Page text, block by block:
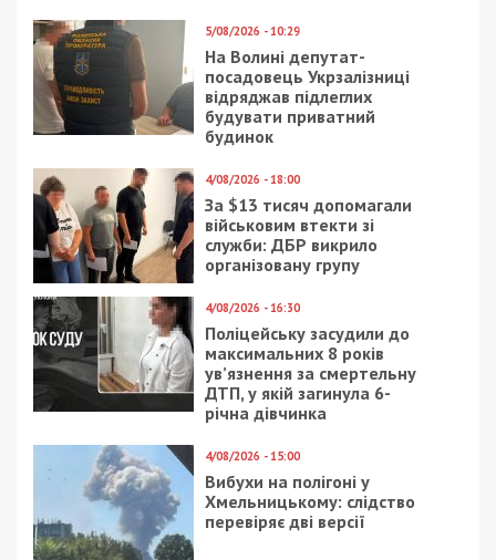
5/08/2026 - 10:29
На Волині депутат-
посадовець Укрзалізниці
відряджав підлеглих
будувати приватний
будинок
4/08/2026 - 18:00
За $13 тисяч допомагали
військовим втекти зі
служби: ДБР викрило
організовану групу
4/08/2026 - 16:30
Поліцейську засудили до
максимальних 8 років
ув’язнення за смертельну
ДТП, у якій загинула 6-
річна дівчинка
4/08/2026 - 15:00
Вибухи на полігоні у
Хмельницькому: слідство
перевіряє дві версії